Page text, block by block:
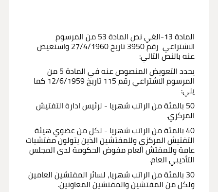
المادة 13-الغي نص المادة 53 من المرسوم
الاشتراعي رقم 3950 تاريخ 27/4/1960 واستعيض
عنه بالنص التالي:
يحدد التعويض المنصوص عنه في المادة 5 من
المرسوم الاشتراعي رقم 115 تاريخ 12/6/1959 كما
يلي:
50 بالمئة من الراتب شهريا - لرئيس ادارة التفتيش
المركزي.
40 بالمئة من الراتب شهريا - لكل من عضوي هيئة
التفتيش المركزي وللمفتشين الذين يتولون مفتشيات
عامة وللمفتش العام مفوض الحكومة لدى المجلس
التأديبي العام.
30 بالمئة من الراتب شهريا، لسائر المفتشين العامين
ولكل من المفتشين والمفتشين المعاونين.